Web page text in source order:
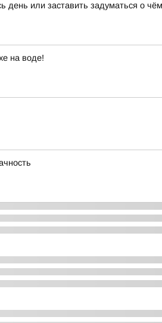
день или заставить задуматься о
на воде!